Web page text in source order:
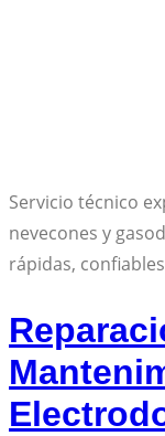
Servicio técnico
nevecones y
rápidas,